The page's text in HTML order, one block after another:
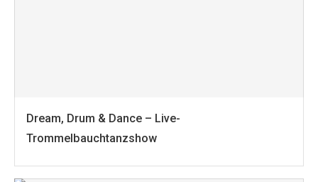
Dream, Drum & Dance – Live-
Trommelbauchtanzshow